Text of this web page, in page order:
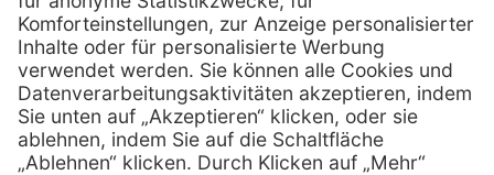
Telefon:0800 - 633 43 66
E-Mail: info @ mediquick.de
Services Hilfe